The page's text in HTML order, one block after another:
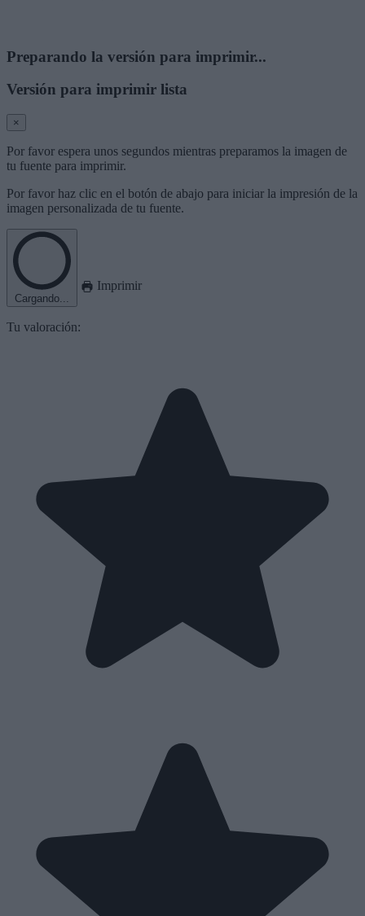
Preparando la versión para imprimir...
Versión para imprimir lista
×
Por favor espera unos segundos mientras preparamos la imagen de
tu fuente para imprimir.
Por favor haz clic en el botón de abajo para iniciar la impresión de la
imagen personalizada de tu fuente.
Cargando...
Imprimir
Tu valoración: